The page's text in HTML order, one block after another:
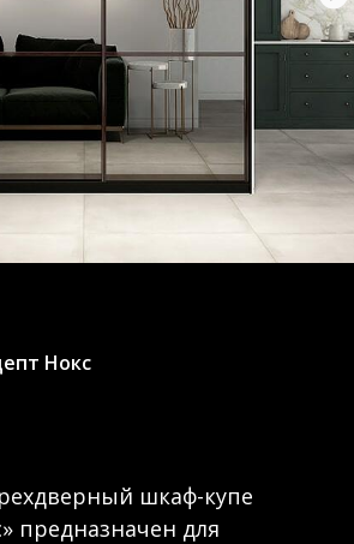
Нокс
шкаф-купе
предназначен для